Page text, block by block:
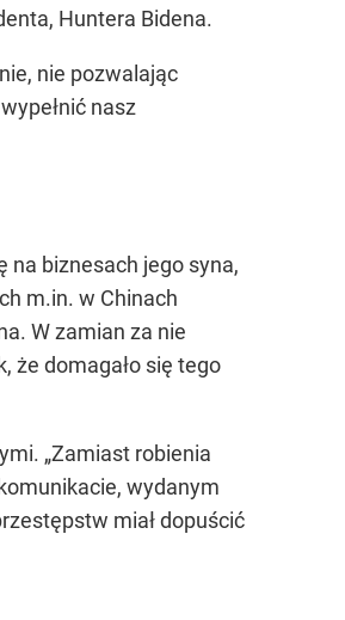
Huntera Bidena.
nie pozwalając
nasz
na biznesach jego syna,
m.in. w Chinach
W zamian za nie
że domagało się tego
„Zamiast robienia
wydanym
miał dopuścić